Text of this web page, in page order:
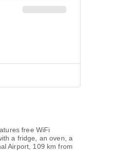
free WiFi
a fridge, an oven, a
Airport, 109 km from